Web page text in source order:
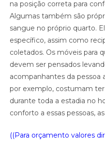
na posição correta para
Algumas também são
sangue no próprio quarto.
específico, assim como
coletados. Os móveis para
devem ser pensados
acompanhantes da pessoa
por exemplo, costumam
durante toda a estadia no
conforto a essas pessoas,
((Para orçamento valores